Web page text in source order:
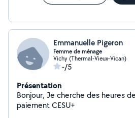
Emmanuelle Pigeron
Femme de ménage
Vichy (Thermal-Vieux-Vican)
-/5
Présentation
Bonjour, Je cherche des heures
paiement CESU+